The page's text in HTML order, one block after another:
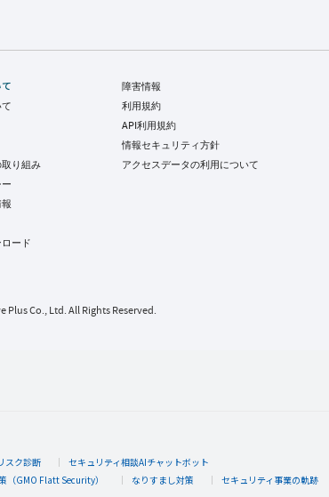
り組み
ード
障害情報
利用規約
API利用規約
情報セキュリティ方針
アクセスデータの利用について
Plus Co., Ltd. All Rights Reserved.
スク診断
セキュリティ相談AIチャットボット
（GMO Flatt Security） なりすまし対策 セキュリティ事業の軌跡